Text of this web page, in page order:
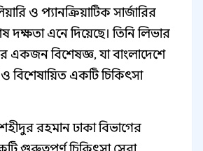
ও প্যানক্রিয়াটিক সার্জারির
দক্ষতা এনে দিয়েছে। তিনি লিভার
একজন বিশেষজ্ঞ, যা বাংলাদেশে
বিশেষায়িত একটি চিকিৎসা
রহমান ঢাকা বিভাগের